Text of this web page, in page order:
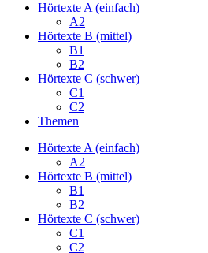
Hörtexte A (einfach)
A2
Hörtexte B (mittel)
B1
B2
Hörtexte C (schwer)
C1
C2
Themen
Hörtexte A (einfach)
A2
Hörtexte B (mittel)
B1
B2
Hörtexte C (schwer)
C1
C2